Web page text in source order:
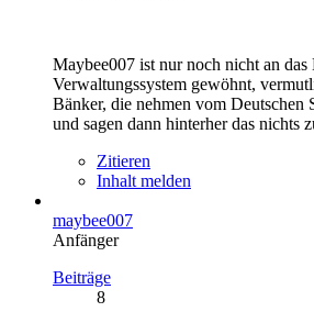
Maybee007 ist nur noch nicht an das
Verwaltungssystem gewöhnt,
Bänker, die nehmen vom Deutschen
und sagen dann hinterher das nichts
Zitieren
Inhalt melden
maybee007
Anfänger
Beiträge
8